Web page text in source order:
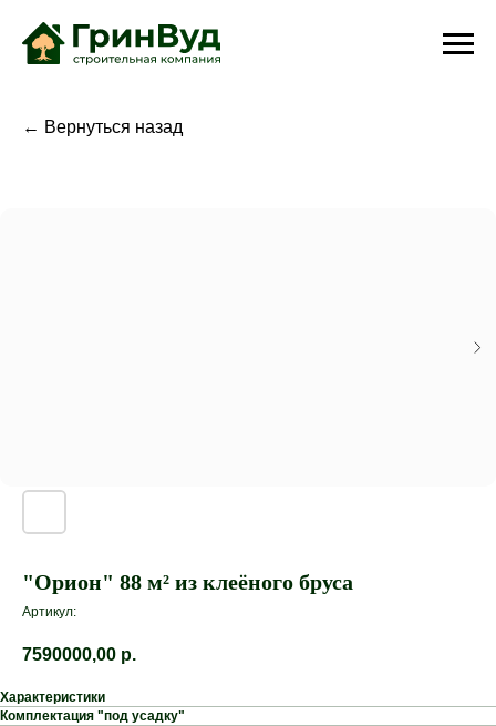
← Вернуться назад
"Орион" 88 м² из клеёного бруса
Артикул:
7590000,00 р.
Характеристики
Комплектация "под усадку"